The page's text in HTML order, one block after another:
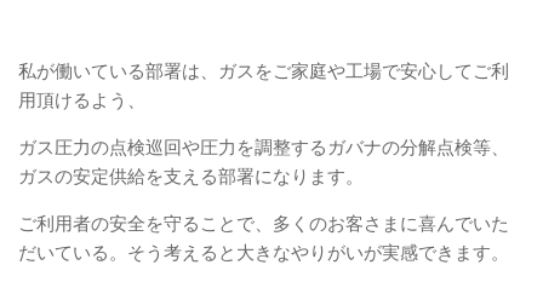
私が働いている部署は、ガスをご家庭や工場で安心してご利
用頂けるよう、
ガス圧力の点検巡回や圧力を調整するガバナの分解点検等、
ガスの安定供給を支える部署になります。
ご利用者の安全を守ることで、多くのお客さまに喜んでいた
だいている。そう考えると大きなやりがいが実感できます。